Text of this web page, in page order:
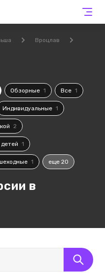
Вроцлав
Обзорные 1 Все 1
Индивидуальные 1
2
1
1 еще 20
в